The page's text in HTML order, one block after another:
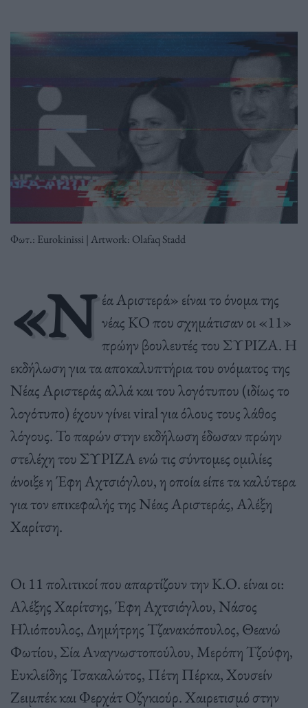
Φωτ.: Eurokinissi | Artwork: Olafaq Stadd
«Ν έα Αριστερά» είναι το όνομα της
νέας ΚΟ που σχημάτισαν οι «11»
πρώην βουλευτές του ΣΥΡΙΖΑ. H
εκδήλωση για τα αποκαλυπτήρια του ονόματος της
Νέας Αριστεράς αλλά και του λογότυπου (ιδίως το
λογότυπο) έχουν γίνει viral για όλους τους λάθος
λόγους. Το παρών στην εκδήλωση έδωσαν πρώην
στελέχη του ΣΥΡΙΖΑ ενώ τις σύντομες ομιλίες
άνοιξε η Έφη Αχτσιόγλου, η οποία είπε τα καλύτερα
για τον επικεφαλής της Νέας Αριστεράς, Αλέξη
Χαρίτση.
Οι 11 πολιτικοί που απαρτίζουν την Κ.Ο. είναι οι:
Αλέξης Χαρίτσης, Έφη Αχτσιόγλου, Νάσος
Ηλιόπουλος, Δημήτρης Τζανακόπουλος, Θεανώ
Φωτίου, Σία Αναγνωστοπούλου, Μερόπη Τζούφη,
Ευκλείδης Τσακαλώτος, Πέτη Πέρκα, Χουσείν
Ζειμπέκ και Φερχάτ Οζγκιούρ. Χαιρετισμό στην